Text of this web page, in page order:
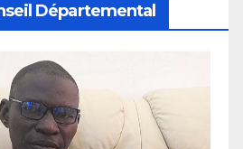
Départemental